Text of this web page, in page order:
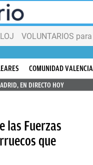
VOLUNTARIOS
COMUNIDAD
EN DIRECTO HOY
las Fuerzas
que